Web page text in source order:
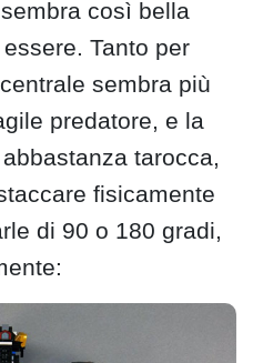
così bella
Tanto per
sembra più
predatore, e la
tarocca,
fisicamente
di 90 o 180 gradi,